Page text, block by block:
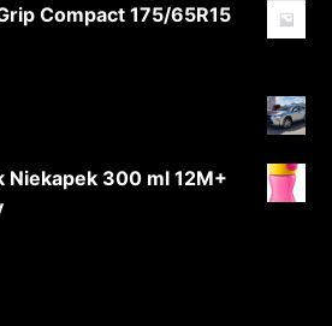
Compact 175/65R15
Niekapek 300 ml 12M+